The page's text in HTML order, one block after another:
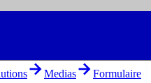
arrow_forwardMediasarrow_forwardFormulaire